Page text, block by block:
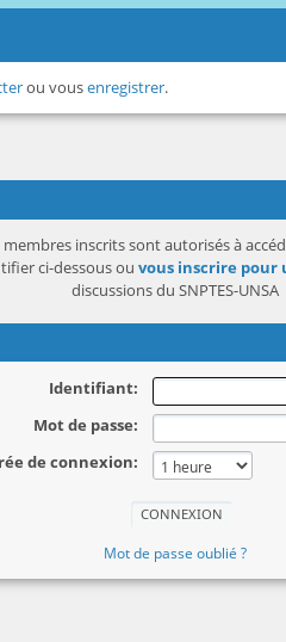
ou vousenregistrer.
membres inscrits sont autorisés à
ci-dessous ou vous inscrire pour
discussions du SNPTES-UNSA
Identifiant:
Mot de passe:
de connexion:
Mot de passe oublié ?